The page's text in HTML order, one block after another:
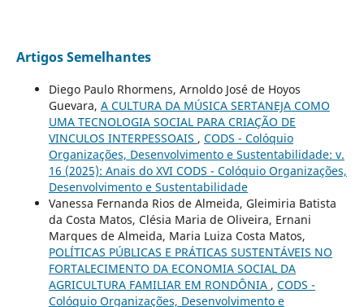
Artigos Semelhantes
Diego Paulo Rhormens, Arnoldo José de Hoyos
Guevara, A CULTURA DA MÚSICA SERTANEJA COMO
UMA TECNOLOGIA SOCIAL PARA CRIAÇÃO DE
VINCULOS INTERPESSOAIS , CODS - Colóquio
Organizações, Desenvolvimento e Sustentabilidade: v.
16 (2025): Anais do XVI CODS - Colóquio Organizações,
Desenvolvimento e Sustentabilidade
Vanessa Fernanda Rios de Almeida, Gleimiria Batista
da Costa Matos, Clésia Maria de Oliveira, Ernani
Marques de Almeida, Maria Luiza Costa Matos,
POLÍTICAS PÚBLICAS E PRÁTICAS SUSTENTÁVEIS NO
FORTALECIMENTO DA ECONOMIA SOCIAL DA
AGRICULTURA FAMILIAR EM RONDÔNIA , CODS -
Colóquio Organizações, Desenvolvimento e